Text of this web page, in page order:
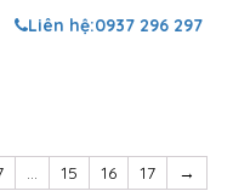
Liên hệ:0937 296 297
… 15 16 17 →